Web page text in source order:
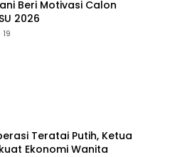
Beri Motivasi Calon
2026
19
Teratai Putih, Ketua
Ekonomi Wanita